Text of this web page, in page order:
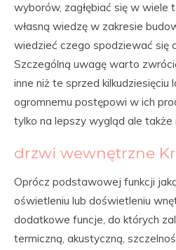
wyborów, zagłębiać się w wiele
własną wiedzę w zakresie
wiedzieć czego spodziewać się
Szczególną uwagę warto
inne niż te sprzed kilkudziesięciu
ogromnemu postępowi w ich
tylko na lepszy wygląd ale także
drzwi wewnętrzne
Oprócz podstawowej funkcji
oświetleniu lub doświetleniu
dodatkowe funcje, do których
termiczną, akustyczną,